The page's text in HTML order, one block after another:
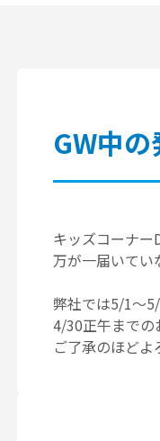
GW中
キッズコーナー
万が一届いてい
弊社では5/1～
4/30正午までの
ご了承のほどよ